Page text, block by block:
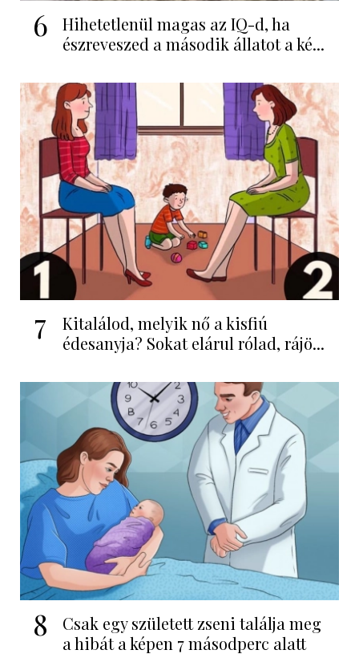
6
Hihetetlenül magas az IQ-d, ha
észreveszed a második állatot a ké...
7
Kitalálod, melyik nő a kisfiú
édesanyja? Sokat elárul rólad, rájö...
8
Csak egy született zseni találja meg
a hibát a képen 7 másodperc alatt